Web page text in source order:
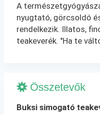
A
nyugtató, görcsoldó
rendelkezik. Illatos,
teakeverék. "Ha te
Összetevők
Buksi simogató